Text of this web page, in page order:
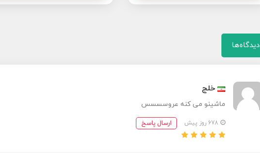
دیدگاه‌ها
خلج
ماشینو می کنه عروسسسس
ارسال پاسخ